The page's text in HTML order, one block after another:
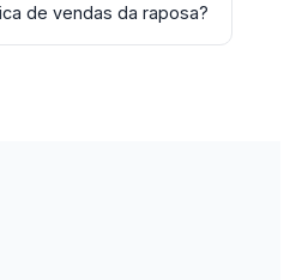
de vendas da raposa?